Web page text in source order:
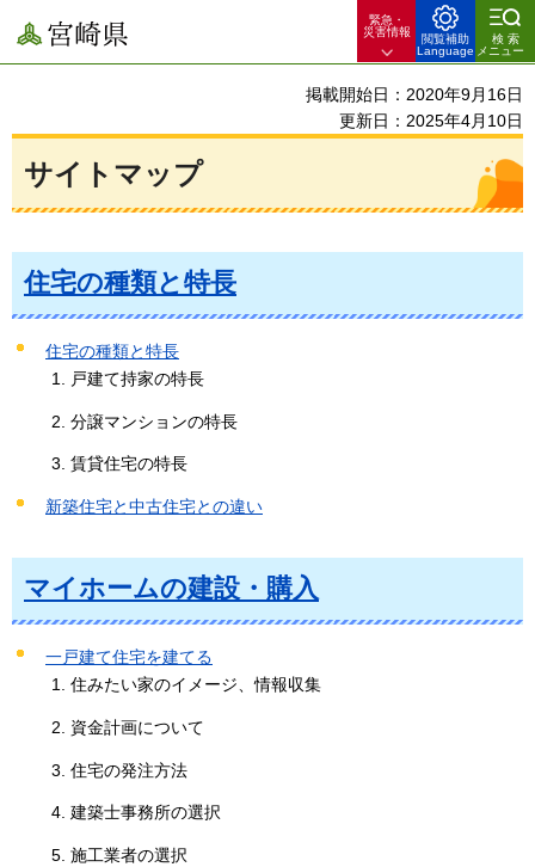
宮崎県
緊急・
災害情報
閲覧補助
Language
検索
メニュー
掲載開始日：2020年9月16日
更新日：2025年4月10日
サイトマップ
住宅の種類と特長
住宅の種類と特長
戸建て持家の特長
分譲マンションの特長
賃貸住宅の特長
新築住宅と中古住宅との違い
マイホームの建設・購入
一戸建て住宅を建てる
住みたい家のイメージ、情報収集
資金計画について
住宅の発注方法
建築士事務所の選択
施工業者の選択